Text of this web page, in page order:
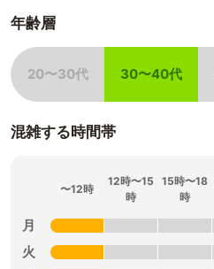
年齢層
20〜30代
非該当
30〜40代
混雑する時間帯
〜12時
12時〜15
時
15時〜18
時
月
火